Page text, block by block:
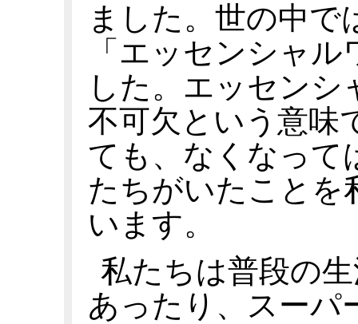
ました。世の中で
「エッセンシャ
した。エッセンシ
不可欠という意味
ても、なくなって
たちがいたことを
います。
私たちは普段の
あったり、スーパ